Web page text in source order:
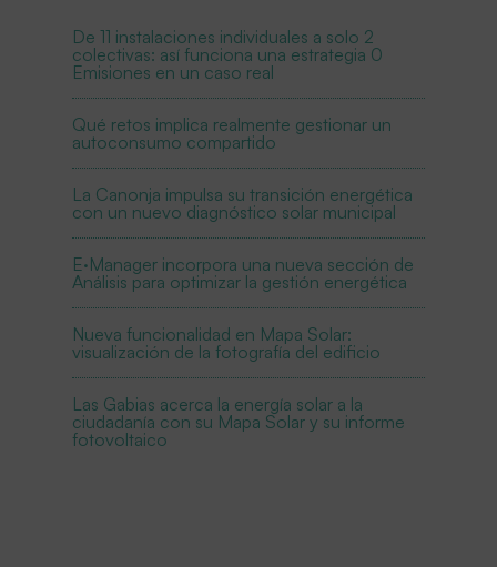
De 11 instalaciones individuales a solo 2
colectivas: así funciona una estrategia 0
Emisiones en un caso real
Qué retos implica realmente gestionar un
autoconsumo compartido
La Canonja impulsa su transición energética
con un nuevo diagnóstico solar municipal
E·Manager incorpora una nueva sección de
Análisis para optimizar la gestión energética
Nueva funcionalidad en Mapa Solar:
visualización de la fotografía del edificio
Las Gabias acerca la energía solar a la
ciudadanía con su Mapa Solar y su informe
fotovoltaico